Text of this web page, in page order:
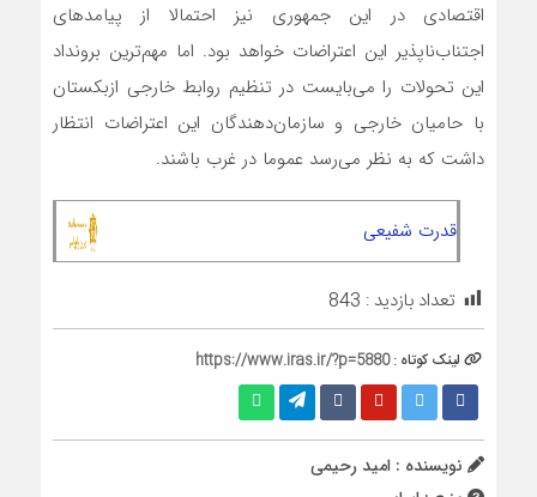
اقتصادی در این جمهوری نیز احتمالا از پیامدهای
اجتناب‌ناپذیر این اعتراضات خواهد بود. اما مهم‌ترین برونداد
این تحولات را می‌بایست در تنظیم روابط خارجی ازبکستان
با حامیان خارجی و سازمان‌دهندگان این اعتراضات انتظار
داشت که به نظر می‌رسد عموما در غرب باشند.
قدرت شفیعی
تعداد بازدید : 843
لینک کوتاه :https://www.iras.ir/?p=5880
نویسنده : امید رحیمی